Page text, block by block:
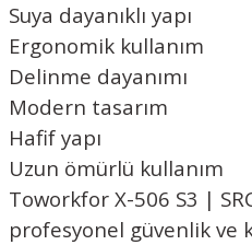
Suya dayanıklı yapı
Ergonomik kullanım
Delinme dayanımı
Modern tasarım
Hafif yapı
Uzun ömürlü kullanım
Toworkfor X-506 S3 |
profesyonel güvenlik ve